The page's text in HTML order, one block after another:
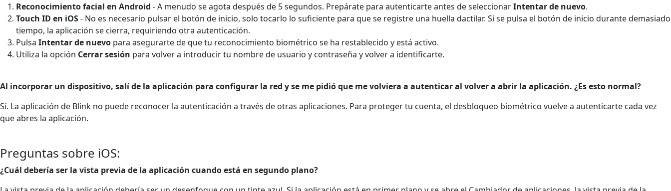
Reconocimiento facial en Android - A menudo se agota después de 5 segundos. Prepárate para autenticarte antes de seleccionarIntentar de nuevo.
Touch ID en iOS- No es necesario pulsar el botón de inicio, solo tocarlo lo suficiente para que se registre una huella dactilar. Si se pulsa el botón de inicio durante demasiado
tiempo, la aplicación se cierra, requiriendo otra autenticación.
Pulsa Intentar de nuevo para asegurarte de que tu reconocimiento biométrico se ha restablecido y está activo.
Utiliza la opción Cerrar sesión para volver a introducir tu nombre de usuario y contraseña y volver a identificarte.
Al incorporar un dispositivo, salí de la aplicación para configurar la red y se me pidió que me volviera a autenticar al volver a abrir la aplicación. ¿Es esto normal?
Sí. La aplicación de Blink no puede reconocer la autenticación a través de otras aplicaciones. Para proteger tu cuenta, el desbloqueo biométrico vuelve a autenticarte cada vez
que abres la aplicación.
Preguntas sobre iOS:
¿Cuál debería ser la vista previa de la aplicación cuando está en segundo plano?